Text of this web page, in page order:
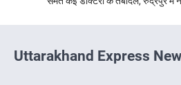
Uttarakhand Express